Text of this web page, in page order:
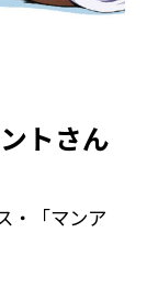
トさん
・「マンア